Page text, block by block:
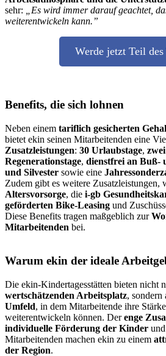
sehr:
„Es wird immer darauf geachtet,
weiterentwickeln kann.”
Werde jetzt Teil des
Benefits, die sich lohnen
Neben einem tariflich gesicherten
bietet ekin seinen Mitarbeitenden eine
Zusatzleistungen: 30 Urlaubstage,
Regenerationstage, dienstfrei an Buß-
und Silvester sowie eine
Zudem gibt es weitere Zusatzleistungen,
Altersvorsorge, die i-gb
geförderten Bike-Leasing und
Diese Benefits tragen maßgeblich zur
Mitarbeitenden bei.
Warum ekin der ideale
Die ekin-Kindertagesstätten bieten nicht
wertschätzenden Arbeitsplatz, sondern
Umfeld, in dem Mitarbeitende ihre
weiterentwickeln können. Derenge
individuelle Förderung der Kinder
Mitarbeitenden machen ekin zu einem
der Region.